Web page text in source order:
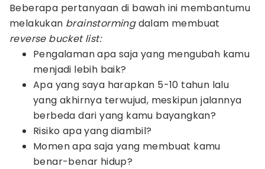
Beberapa pertanyaan di bawah ini membantumu
melakukan brainstormingdalam membuat
reverse bucket list:
Pengalaman apa saja yang mengubah kamu
menjadi lebih baik?
Apa yang saya harapkan 5-10 tahun lalu
yang akhirnya terwujud, meskipun jalannya
berbeda dari yang kamu bayangkan?
Risiko apa yang diambil?
Momen apa saja yang membuat kamu
benar-benar hidup?